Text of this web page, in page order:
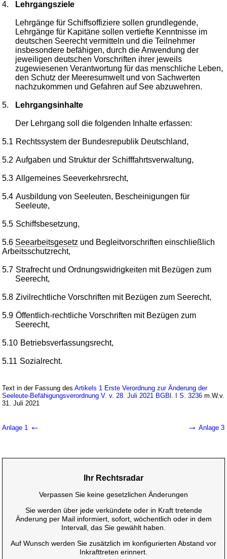
4. Lehrgangsziele
Lehrgänge für Schiffsoffiziere sollen grundlegende,
Lehrgänge für Kapitäne sollen vertiefte Kenntnisse im
deutschen Seerecht vermitteln und die Teilnehmer
insbesondere befähigen, durch die Anwendung der
jeweiligen deutschen Vorschriften ihrer jeweils
zugewiesenen Verantwortung für das menschliche Leben,
den Schutz der Meeresumwelt und von Sachwerten
nachzukommen und Gefahren auf See abzuwehren.
5. Lehrgangsinhalte
Der Lehrgang soll die folgenden Inhalte erfassen:
5.1 Rechtssystem der Bundesrepublik Deutschland,
5.2 Aufgaben und Struktur der Schifffahrtsverwaltung,
5.3 Allgemeines Seeverkehrsrecht,
5.4 Ausbildung von Seeleuten, Bescheinigungen für
Seeleute,
5.5 Schiffsbesetzung,
5.6 Seearbeitsgesetz und Begleitvorschriften einschließlich
Arbeitsschutzrecht,
5.7 Strafrecht und Ordnungswidrigkeiten mit Bezügen zum
Seerecht,
5.8 Zivilrechtliche Vorschriften mit Bezügen zum Seerecht,
5.9 Öffentlich-rechtliche Vorschriften mit Bezügen zum
Seerecht,
5.10 Betriebsverfassungsrecht,
5.11 Sozialrecht.
Text in der Fassung desArtikels 1 Erste Verordnung zur Änderung der
Seeleute-Befähigungsverordnung V. v. 28. Juli 2021 BGBl. I S. 3236 m.W.v.
31. Juli 2021
Anlage 1 ← → Anlage 3
Ihr Rechtsradar
Verpassen Sie keine gesetzlichen Änderungen
Sie werden über jede verkündete oder in Kraft tretende
Änderung per Mail informiert, sofort, wöchentlich oder in dem
Intervall, das Sie gewählt haben.
Auf Wunsch werden Sie zusätzlich im konfigurierten Abstand vor
Inkrafttreten erinnert.